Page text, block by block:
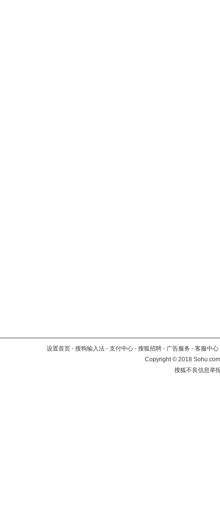
设置首页 - 搜狗输入法 - 支付中心 - 搜狐招聘 - 广告服务 - 客服中心
Copyright©2018
搜狐不良信息举